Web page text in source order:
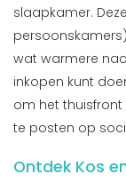
slaapkamer.
wat warmere
inkopen kunt
om het
te posten op
Ontdek Kos